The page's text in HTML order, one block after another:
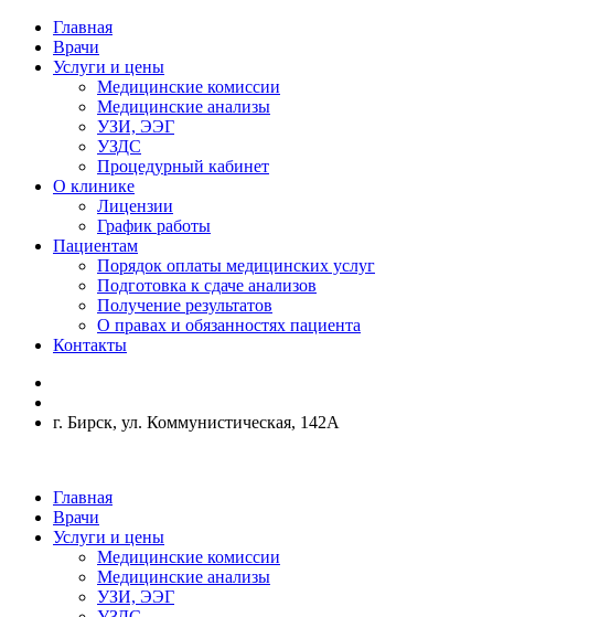
Главная
Врачи
Услуги и цены
Медицинские комиссии
Медицинские анализы
УЗИ, ЭЭГ
УЗДС
Процедурный кабинет
О клинике
Лицензии
График работы
Пациентам
Порядок оплаты медицинских услуг
Подготовка к сдаче анализов
Получение результатов
О правах и обязанностях пациента
Контакты
г. Бирск, ул. Коммунистическая, 142А
Главная
Врачи
Услуги и цены
Медицинские комиссии
Медицинские анализы
УЗИ, ЭЭГ